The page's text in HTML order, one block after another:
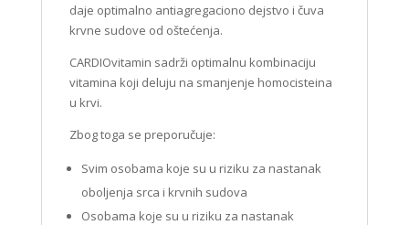
daje optimalno antiagregaciono dejstvo i čuva
krvne sudove od oštećenja.
CARDIOvitamin sadrži optimalnu kombinaciju
vitamina koji deluju na smanjenje homocisteina
u krvi.
Zbog toga se preporučuje:
Svim osobama koje su u riziku za nastanak
oboljenja srca i krvnih sudova
Osobama koje su u riziku za nastanak